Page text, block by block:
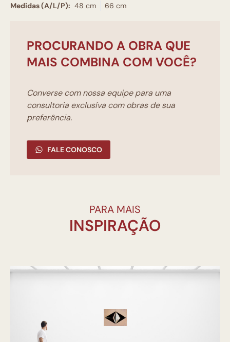
Medidas (A/L/P): 48 cm 66 cm
PROCURANDO A OBRA QUE
MAIS COMBINA COM VOCÊ?
Converse com nossa equipe para uma
consultoria exclusíva com obras de sua
preferência.
FALE CONOSCO
PARA MAIS
INSPIRAÇÃO